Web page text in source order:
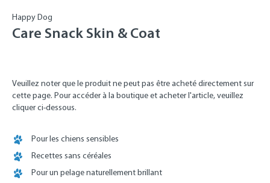
Happy Dog
Care Snack Skin & Coat
Veuillez noter que le produit ne peut pas être acheté directement sur
cette page. Pour accéder à la boutique et acheter l'article, veuillez
cliquer ci-dessous.
Pour les chiens sensibles
Recettes sans céréales
Pour un pelage naturellement brillant